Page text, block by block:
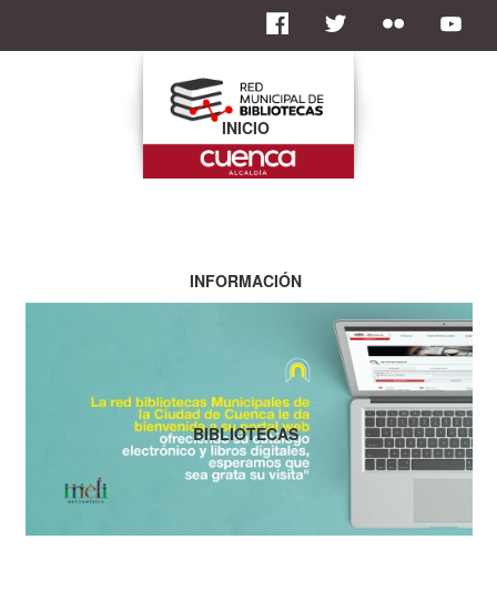
INICIO
INFORMACIÓN
BIBLIOTECAS